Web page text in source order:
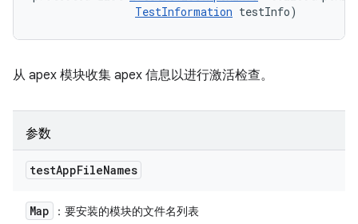
TestInformation testInfo)
从 apex 模块收集 apex 信息以进行激活检查。
参数
testAppFileNames
Map ：要安装的模块的文件名列表